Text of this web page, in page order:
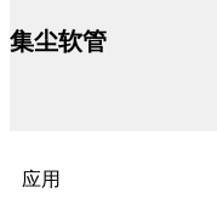
集尘软管
应用